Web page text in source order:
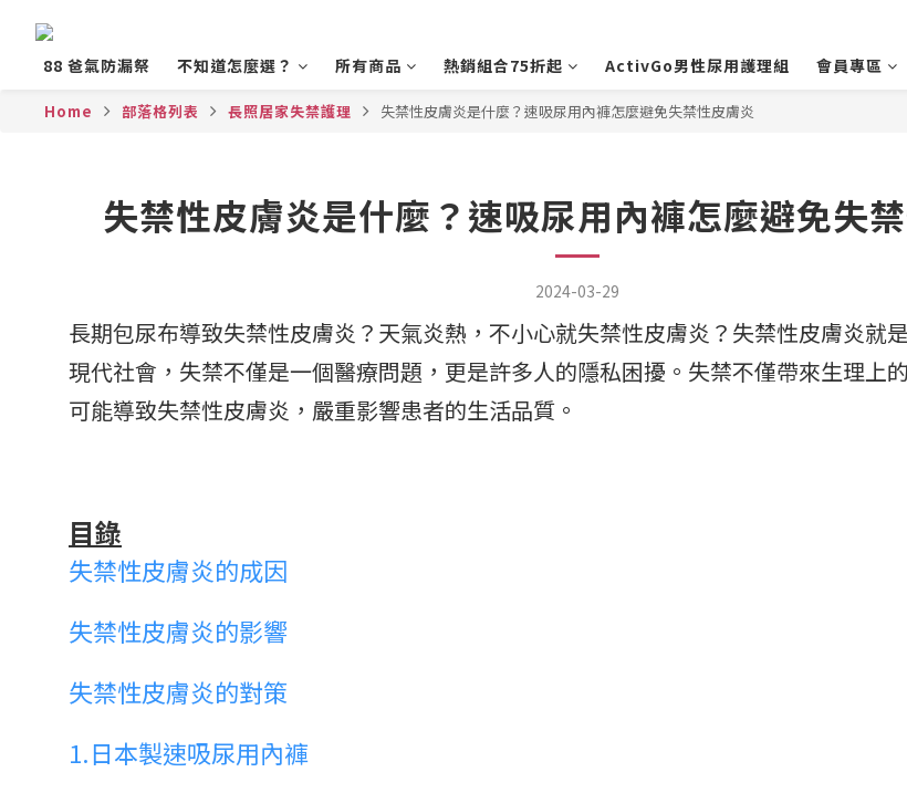
88 爸氣防漏祭
不知道怎麼選？ 所有商品 熱銷組合75折起 ActivGo男性尿用護理組 會員專區
Home 部落格列表 長照居家失禁護理 失禁性皮膚炎是什麼？速吸尿用內褲怎麼避免失禁性皮膚炎
失禁性皮膚炎是什麼？速吸尿用內褲怎麼避免失
2024-03-29
長期包尿布導致失禁性皮膚炎？天氣炎熱，不小心就失禁性皮膚炎？失禁性皮膚炎就
現代社會，失禁不僅是一個醫療問題，更是許多人的隱私困擾。失禁不僅帶來生理上
可能導致失禁性皮膚炎，嚴重影響患者的生活品質。
目錄
失禁性皮膚炎的成因
失禁性皮膚炎的影響
失禁性皮膚炎的對策
1.日本製速吸尿用內褲